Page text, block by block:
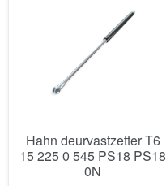
Hahn deurvastzetter T6
15 225 0 545 PS18 PS18
0N